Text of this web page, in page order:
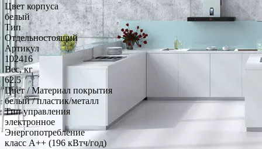
Цвет корпуса
белый
Тип
Отдельностоящий
Артикул
102416
Вес, кг
62.5
Цвет / Материал покрытия
белый / пластик/металл
Тип управления
электронное
Энергопотребление
класс A++ (196 кВтч/год)